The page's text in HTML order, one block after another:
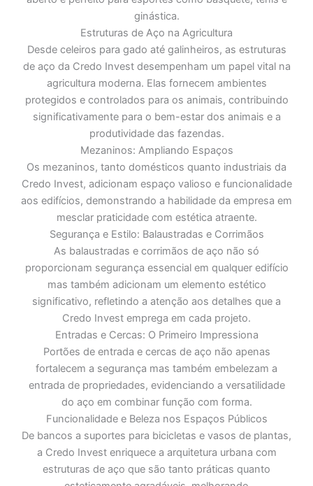
ginástica.
Estruturas de Aço na Agricultura
Desde celeiros para gado até galinheiros, as estruturas
de aço da Credo Invest desempenham um papel vital na
agricultura moderna. Elas fornecem ambientes
protegidos e controlados para os animais, contribuindo
significativamente para o bem-estar dos animais e a
produtividade das fazendas.
Mezaninos: Ampliando Espaços
Os mezaninos, tanto domésticos quanto industriais da
Credo Invest, adicionam espaço valioso e funcionalidade
aos edifícios, demonstrando a habilidade da empresa em
mesclar praticidade com estética atraente.
Segurança e Estilo: Balaustradas e Corrimãos
As balaustradas e corrimãos de aço não só
proporcionam segurança essencial em qualquer edifício
mas também adicionam um elemento estético
significativo, refletindo a atenção aos detalhes que a
Credo Invest emprega em cada projeto.
Entradas e Cercas: O Primeiro Impressiona
Portões de entrada e cercas de aço não apenas
fortalecem a segurança mas também embelezam a
entrada de propriedades, evidenciando a versatilidade
do aço em combinar função com forma.
Funcionalidade e Beleza nos Espaços Públicos
De bancos a suportes para bicicletas e vasos de plantas,
a Credo Invest enriquece a arquitetura urbana com
estruturas de aço que são tanto práticas quanto